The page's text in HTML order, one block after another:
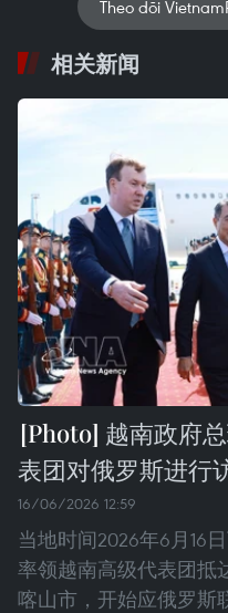
Theo dõi
相关新闻
越南政府
表团对俄罗斯进行
16/06/2026 12:59
当地时间2026年6月16
率领越南高级代表团抵
喀山市，开始应俄罗斯